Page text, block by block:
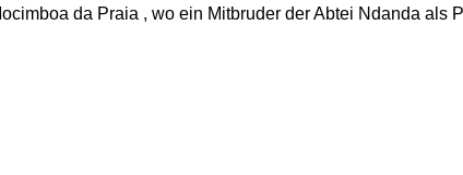
da Praia , wo ein Mitbruder der Abtei Ndanda als